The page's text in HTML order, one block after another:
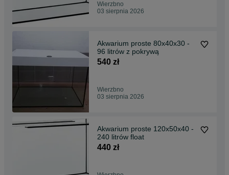
Wierzbno
03 sierpnia 2026
Akwarium proste 80x40x30 -
96 litrów z pokrywą
540 zł
Wierzbno
03 sierpnia 2026
Akwarium proste 120x50x40 -
240 litrów float
440 zł